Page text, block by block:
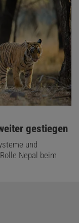
gestiegen
und
Nepal beim